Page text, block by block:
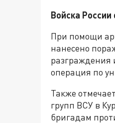
Войска
При помощи
нанесено
разграждения
операция по
Также
групп ВСУ в
бригадам